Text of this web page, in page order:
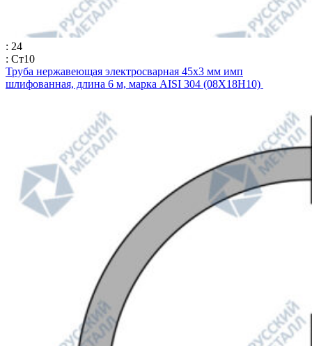
: 24
: Ст10
Труба нержавеющая электросварная 45х3 мм имп
шлифованная, длина 6 м, марка AISI 304 (08Х18Н10)